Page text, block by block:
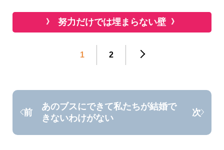
努力だけでは埋まらない壁
1 2
前
あのブスにできて私たちが結婚で
きないわけがない
次